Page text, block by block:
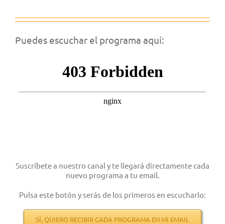
Puedes escuchar el programa aquí:
Suscríbete a nuestro canal y te llegará directamente cada
nuevo programa a tu email.
Pulsa este botón y serás de los primeros en escucharlo:
SÍ, QUIERO RECIBIR CADA PROGRAMA EN MI EMAIL